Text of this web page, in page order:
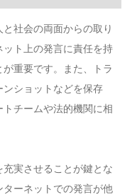
社会の両面からの取り
ト上の発言に責任を持
重要です。また、トラ
ショットなどを保存
チームや法的機関に相
実させることが鍵とな
ーネットでの発言が他